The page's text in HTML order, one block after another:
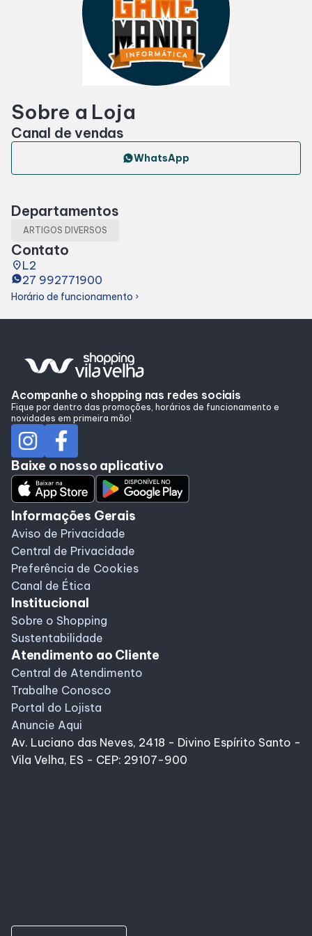
Cinema
Lojas e Restaurantes
Lojas
Alimentação
Sobre a Loja
Canal de vendas
WhatsApp
Departamentos
ARTIGOS DIVERSOS
Contato
placeL2
27 992771900
Horário de funcionamento chevron_right
Acompanhe o shopping nas redes sociais
Fique por dentro das promoções, horários de funcionamento e
novidades em primeira mão!
Baixe o nosso aplicativo
Informações Gerais
Aviso de Privacidade
Central de Privacidade
Preferência de Cookies
Canal de Ética
Institucional
Sobre o Shopping
Sustentabilidade
Atendimento ao Cliente
Central de Atendimento
Trabalhe Conosco
Portal do Lojista
Anuncie Aqui
Av. Luciano das Neves, 2418 - Divino Espírito Santo -
Vila Velha, ES - CEP: 29107-900